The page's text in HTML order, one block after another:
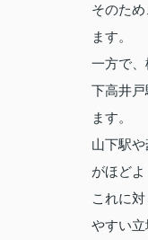
そのた
ます。
一方で
下高井
ます。
山下駅
がほどよ
これに
やすい立